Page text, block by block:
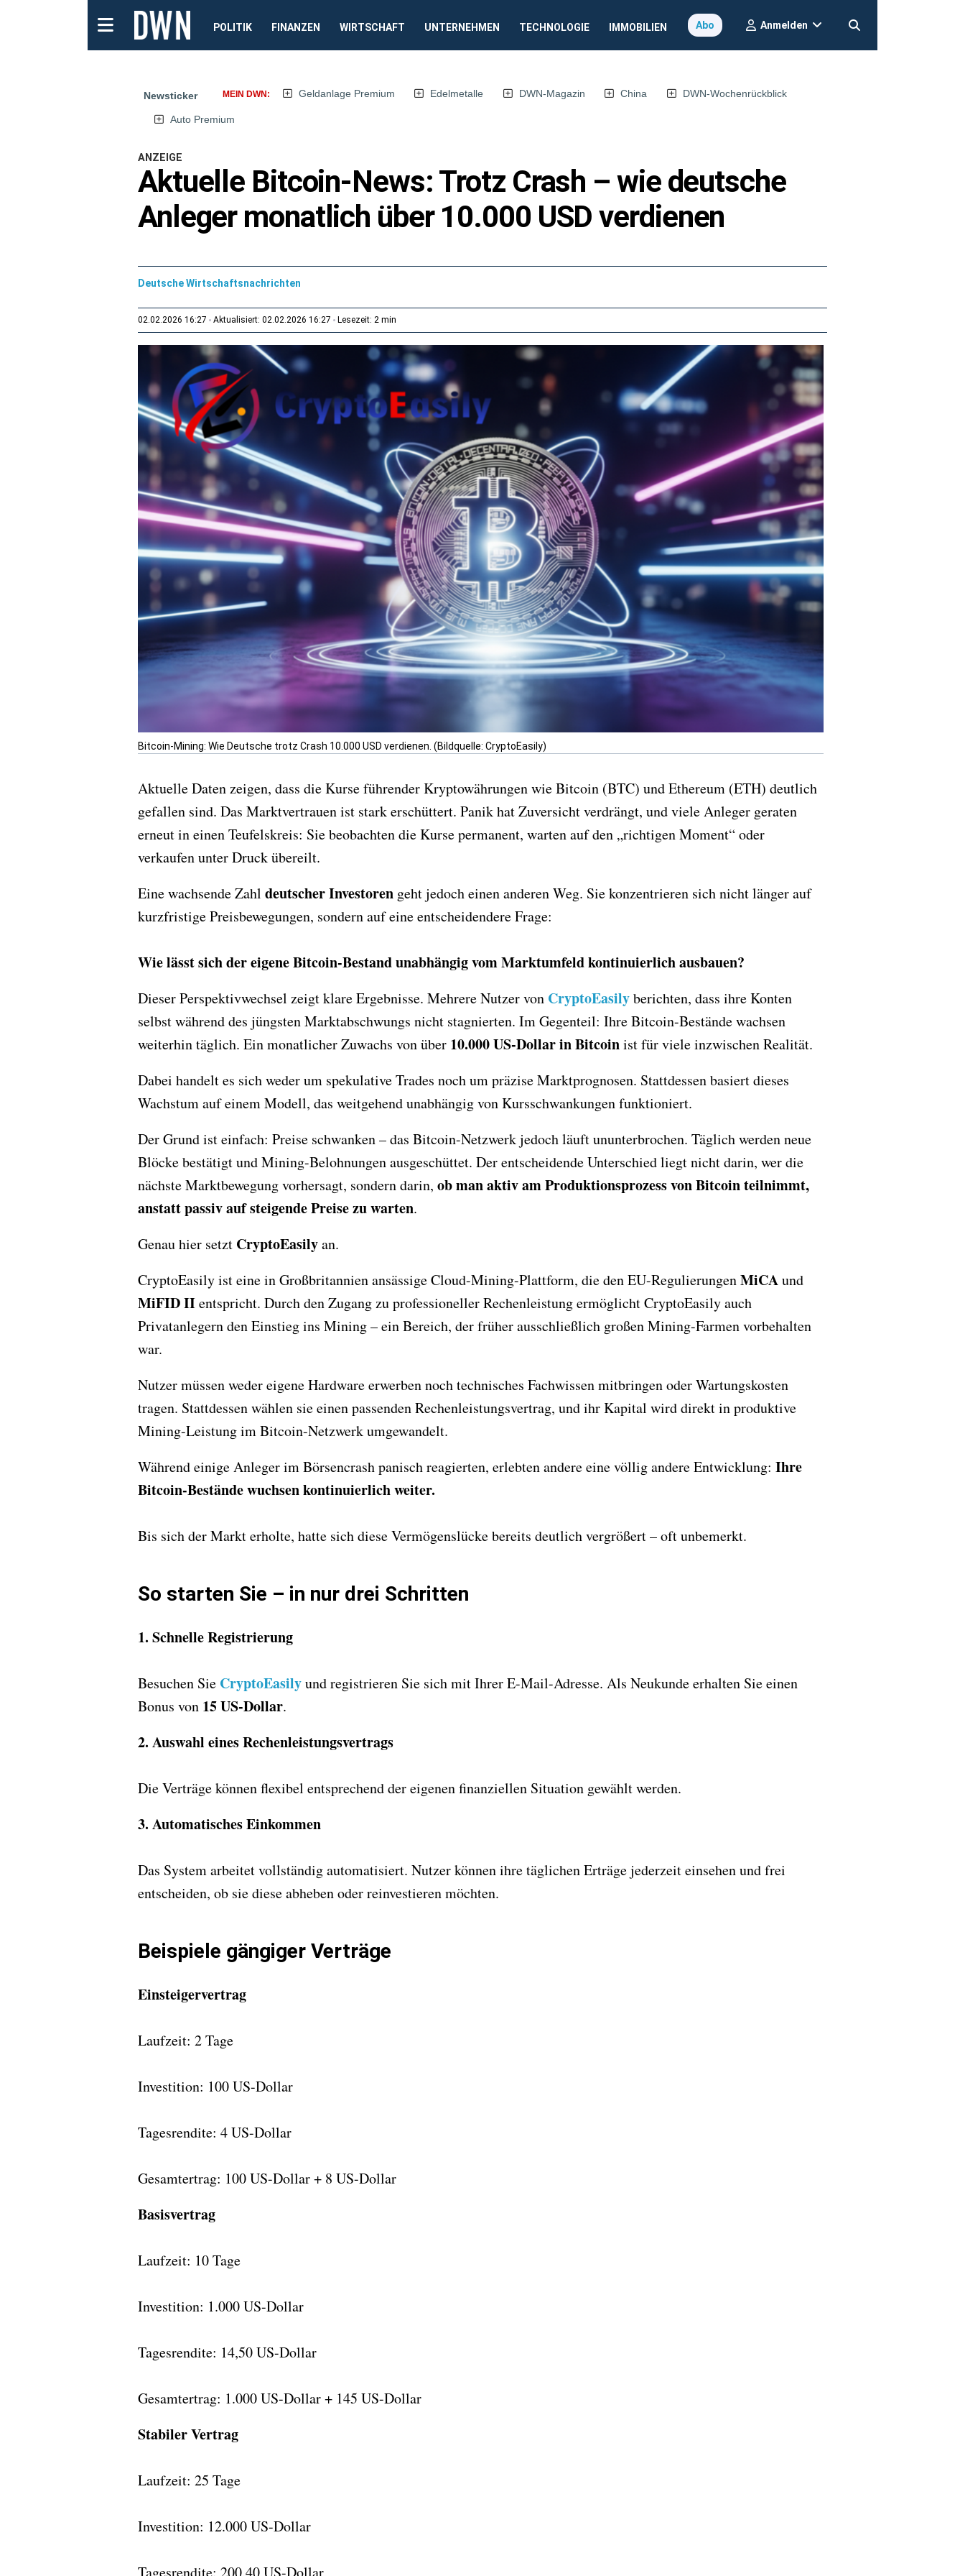
POLITIK FINANZEN WIRTSCHAFT UNTERNEHMEN TECHNOLOGIE IMMOBILIEN Abo Anmelden
Newsticker MEIN DWN: Geldanlage Premium Edelmetalle DWN-Magazin China DWN-Wochenrückblick
Auto Premium
ANZEIGE
Aktuelle Bitcoin-News: Trotz Crash – wie deutsche
Anleger monatlich über 10.000 USD verdienen
Deutsche Wirtschaftsnachrichten
02.02.2026 16:27 Aktualisiert: 02.02.2026 16:27 Lesezeit: 2 min
Bitcoin-Mining: Wie Deutsche trotz Crash 10.000 USD verdienen. (Bildquelle: CryptoEasily)
Aktuelle Daten zeigen, dass die Kurse führender Kryptowährungen wie Bitcoin (BTC) und Ethereum (ETH) deutlich
gefallen sind. Das Marktvertrauen ist stark erschüttert. Panik hat Zuversicht verdrängt, und viele Anleger geraten
erneut in einen Teufelskreis: Sie beobachten die Kurse permanent, warten auf den „richtigen Moment“ oder
verkaufen unter Druck übereilt.
Eine wachsende Zahl deutscher Investoren geht jedoch einen anderen Weg. Sie konzentrieren sich nicht länger auf
kurzfristige Preisbewegungen, sondern auf eine entscheidendere Frage:
Wie lässt sich der eigene Bitcoin-Bestand unabhängig vom Marktumfeld kontinuierlich ausbauen?
Dieser Perspektivwechsel zeigt klare Ergebnisse. Mehrere Nutzer von CryptoEasilyberichten, dass ihre Konten
selbst während des jüngsten Marktabschwungs nicht stagnierten. Im Gegenteil: Ihre Bitcoin-Bestände wachsen
weiterhin täglich. Ein monatlicher Zuwachs von über 10.000 US-Dollar in Bitcoinist für viele inzwischen Realität.
Dabei handelt es sich weder um spekulative Trades noch um präzise Marktprognosen. Stattdessen basiert dieses
Wachstum auf einem Modell, das weitgehend unabhängig von Kursschwankungen funktioniert.
Der Grund ist einfach: Preise schwanken – das Bitcoin-Netzwerk jedoch läuft ununterbrochen. Täglich werden neue
Blöcke bestätigt und Mining-Belohnungen ausgeschüttet. Der entscheidende Unterschied liegt nicht darin, wer die
nächste Marktbewegung vorhersagt, sondern darin, ob man aktiv am Produktionsprozess von Bitcoin teilnimmt,
anstatt passiv auf steigende Preise zu warten.
Genau hier setzt CryptoEasilyan.
CryptoEasily ist eine in Großbritannien ansässige Cloud-Mining-Plattform, die den EU-RegulierungenMiCAund
MiFID IIentspricht. Durch den Zugang zu professioneller Rechenleistung ermöglicht CryptoEasily auch
Privatanlegern den Einstieg ins Mining – ein Bereich, der früher ausschließlich großen Mining-Farmen vorbehalten
war.
Nutzer müssen weder eigene Hardware erwerben noch technisches Fachwissen mitbringen oder Wartungskosten
tragen. Stattdessen wählen sie einen passenden Rechenleistungsvertrag, und ihr Kapital wird direkt in produktive
Mining-Leistung im Bitcoin-Netzwerk umgewandelt.
Während einige Anleger im Börsencrash panisch reagierten, erlebten andere eine völlig andere Entwicklung: Ihre
Bitcoin-Bestände wuchsen kontinuierlich weiter.
Bis sich der Markt erholte, hatte sich diese Vermögenslücke bereits deutlich vergrößert – oft unbemerkt.
So starten Sie – in nur drei Schritten
1. Schnelle Registrierung
Besuchen Sie CryptoEasilyund registrieren Sie sich mit Ihrer E-Mail-Adresse. Als Neukunde erhalten Sie einen
Bonus von 15 US-Dollar.
2. Auswahl eines Rechenleistungsvertrags
Die Verträge können flexibel entsprechend der eigenen finanziellen Situation gewählt werden.
3. Automatisches Einkommen
Das System arbeitet vollständig automatisiert. Nutzer können ihre täglichen Erträge jederzeit einsehen und frei
entscheiden, ob sie diese abheben oder reinvestieren möchten.
Beispiele gängiger Verträge
Einsteigervertrag
Laufzeit: 2 Tage
Investition: 100 US-Dollar
Tagesrendite: 4 US-Dollar
Gesamtertrag: 100 US-Dollar + 8 US-Dollar
Basisvertrag
Laufzeit: 10 Tage
Investition: 1.000 US-Dollar
Tagesrendite: 14,50 US-Dollar
Gesamtertrag: 1.000 US-Dollar + 145 US-Dollar
Stabiler Vertrag
Laufzeit: 25 Tage
Investition: 12.000 US-Dollar